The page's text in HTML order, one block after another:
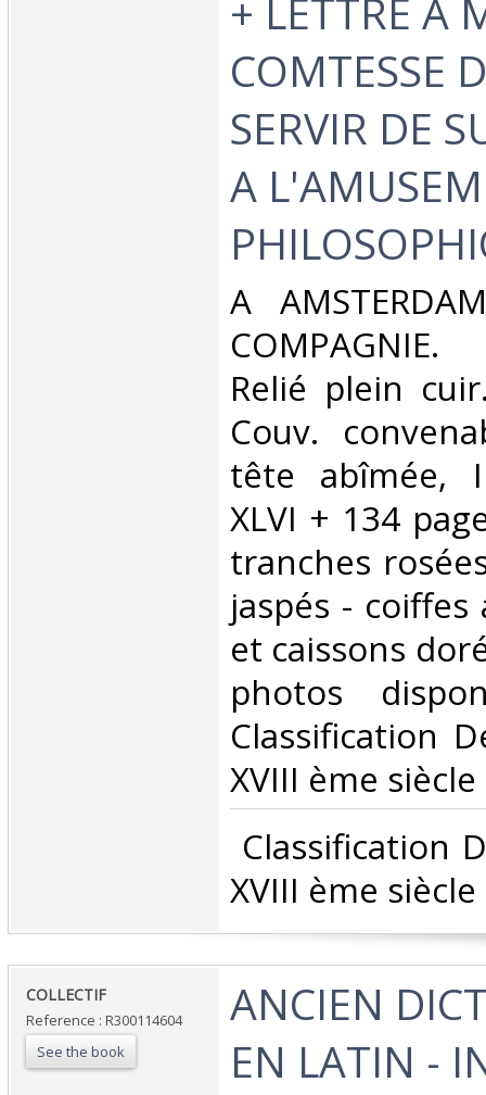
+ LETTRE A
COMTESSE
SERVIR DE
A
‎A
Relié plein
Couv.
tête abîmée,
XLVI + 134
tranches
jaspés -
et caissons
photos
Classification
XVIII ème siècle‎
Classification
XVIII ème siècle‎
‎COLLECTIF‎
Reference : R300114604
See the book
‎ANCIEN
EN LATIN -